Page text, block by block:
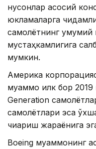
нуқсонлар асосий
юкламаларга
самолётнинг умумий
мустаҳкамлигига
мумкин.
Америка
муаммо илк бор
Generation
самолётлари эса
чиқариш жараёнига
Boeing муаммонинг